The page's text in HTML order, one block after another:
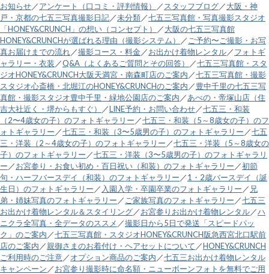
お知らせ／アンケート（口コミ・評判情報） ／ スタッフブログ／大阪・神
戸・京都の七五三写真撮影日記／未分類／七五三写真館・写真撮影スタジオ
「HONEY&CRUNCH」の想い（コンセプト）
／大阪の七五三写真館
HONEY&CRUNCHが選ばれる理由（撮影システム）
／ ご予約〜ご撮影・お写
真お届けまでの流れ／撮影コース・料金／お出かけ着物レンタル／フォトギ
ャラリー・衣装 ／Q&A（よくあるご質問とその回答） ／七五三写真館・スタ
ジオHONEY&CRUNCH大阪天満宮・南森町店のご案内 ／七五三写真館・撮影
スタジオ心斎橋・北堀江のHONEY&CRUNCHのご案内 ／豊中千里の七五三写
真館・撮影スタジオ豊中千里・緑地公園店のご案内 ／あべの・帝塚山店（住
吉大社近く・堺からもすぐ）
／LINE予約・お問い合わせ／七五三・和装
（2〜4歳女の子）のフォトギャラリー ／七五三・和装（5～8歳女の子）のフ
ォトギャラリー ／七五三・和装（3〜5歳男の子）のフォトギャラリー ／七五
三・洋装（2～4歳女の子）のフォトギャラリー ／七五三・洋装（5～8歳女の
子）のフォトギャラリー ／七五三・洋装（3〜5歳男の子）のフォトギャラリ
ー ／お宮参り・お食い初め・百日祝い（和装）のフォトギャラリー ／初節
句・ハーフバースデイ（和装）のフォトギャラリー ／1・2歳バースデイ（誕
生日）のフォトギャラリー ／ 入園入学・卒園卒業のフォトギャラリー ／ 兄
弟・姉妹写真のフォトギャラリー ／ ご家族写真のフォトギャラリー ／七五三
お出かけ着物レンタル＆スタイリング／お宮参りお出かけ着物レンタル／ハ
ニクラ全写真・全データのススメ ／撮影日から5日で発送「スピードパッ
ク」のご案内 ／七五三写真館・スタジオHONEY&CRUNCH阪急西宮北口駅前
店のご案内 ／親御さまのお着付け・ヘアセットについて ／HONEY&CRUNCH
ご利用時のご注意／オプション商品のご案内 ／七五三お出かけ着物レンタル
キャンペーン ／お宮参り撮影時に命名額・ニューボーンフォトを無料でご用